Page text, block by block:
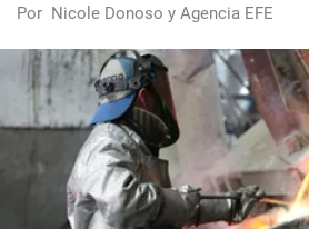
Por Nicole Donoso y Agencia EFE